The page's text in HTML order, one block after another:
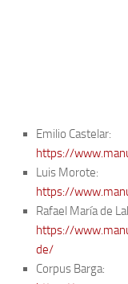
Emilio Castelar:
https://
Luis Morote:
https://
Rafael María de
https://
de/
Corpus Barga: